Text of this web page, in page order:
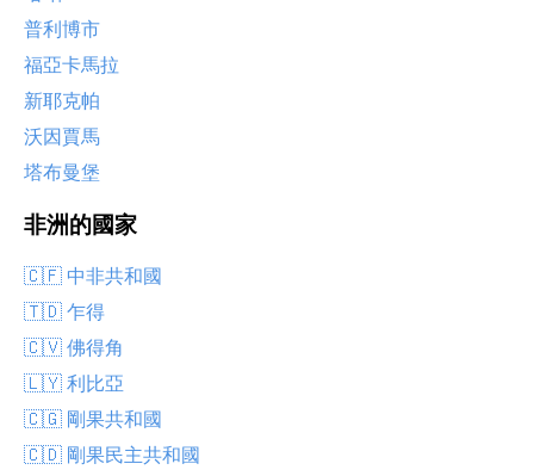
普利博市
福亞卡馬拉
新耶克帕
沃因賈馬
塔布曼堡
非洲的國家
🇨🇫 中非共和國
🇹🇩 乍得
🇨🇻 佛得角
🇱🇾 利比亞
🇨🇬 剛果共和國
🇨🇩 剛果民主共和國